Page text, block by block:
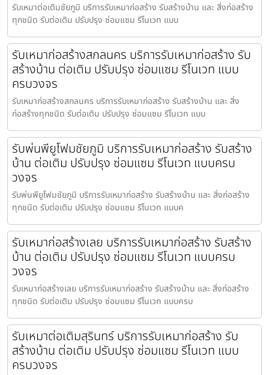
รับเหมาต่อเติมชัยภูมิ บริการรับเหมาก่อสร้าง รับสร้างบ้าน และ สิ่งก่อสร้าง
ทุกชนิด รับต่อเติม ปรับปรุง ซ่อมแซม รีโนเวท แบบ
รับเหมาก่อสร้างสกลนคร บริการรับเหมาก่อสร้าง รับ
สร้างบ้าน ต่อเติม ปรับปรุง ซ่อมแซม รีโนเวท แบบ
ครบวงจร
รับเหมาก่อสร้างสกลนคร บริการรับเหมาก่อสร้าง รับสร้างบ้าน และ สิ่ง
ก่อสร้างทุกชนิด รับต่อเติม ปรับปรุง ซ่อมแซม รีโนเวท แบบ
รับพ่นพียูโฟมชัยภูมิ บริการรับเหมาก่อสร้าง รับสร้าง
บ้าน ต่อเติม ปรับปรุง ซ่อมแซม รีโนเวท แบบครบ
วงจร
รับพ่นพียูโฟมชัยภูมิ บริการรับเหมาก่อสร้าง รับสร้างบ้าน และ สิ่งก่อสร้าง
ทุกชนิด รับต่อเติม ปรับปรุง ซ่อมแซม รีโนเวท แบบค
รับเหมาก่อสร้างเลย บริการรับเหมาก่อสร้าง รับสร้าง
บ้าน ต่อเติม ปรับปรุง ซ่อมแซม รีโนเวท แบบครบ
วงจร
รับเหมาก่อสร้างเลย บริการรับเหมาก่อสร้าง รับสร้างบ้าน และ สิ่งก่อสร้าง
ทุกชนิด รับต่อเติม ปรับปรุง ซ่อมแซม รีโนเวท แบบครบ
รับเหมาต่อเติมสุรินทร์ บริการรับเหมาก่อสร้าง รับ
สร้างบ้าน ต่อเติม ปรับปรุง ซ่อมแซม รีโนเวท แบบ
ครบวงจร